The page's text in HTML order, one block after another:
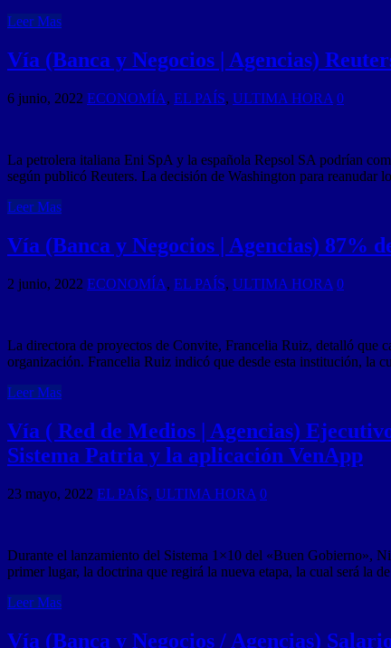
Leer Mas
Vía (Banca y Negocios | Agencias)
6 junio, 2022 ECONOMÍA, EL PAÍS, ULTIMA HORA 0
La petrolera italiana Eni SpA y la española Repsol SA podrían
según publicó Reuters. La decisión de Washington para reanudar
Leer Mas
Vía (Banca y Negocios | Agencias) 87%
2 junio, 2022 ECONOMÍA, EL PAÍS, ULTIMA HORA 0
La directora de proyectos de Convite, Francelia Ruiz, detalló que
organización. Francelia Ruiz indicó que desde esta institución, la
Leer Mas
Vía ( Red de Medios | Agencias)
Sistema Patria y la aplicación VenApp
23 mayo, 2022 EL PAÍS, ULTIMA HORA 0
Durante el lanzamiento del Sistema 1×10 del «Buen Gobierno»,
primer lugar, la doctrina que regirá la nueva etapa, la cual será la
Leer Mas
Vía (Banca y Negocios / Agencias)